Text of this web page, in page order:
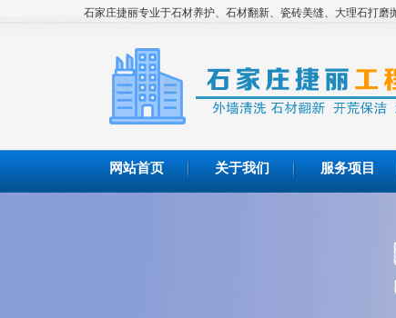
石家庄捷丽专业于石材养护、石材翻新、瓷砖美缝、大理石打
网站首页 关于我们 服务项目